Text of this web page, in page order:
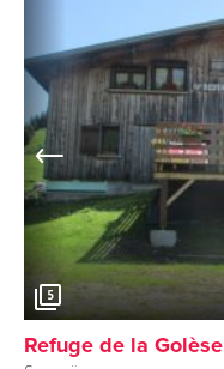
5
Refuge de la Golèse